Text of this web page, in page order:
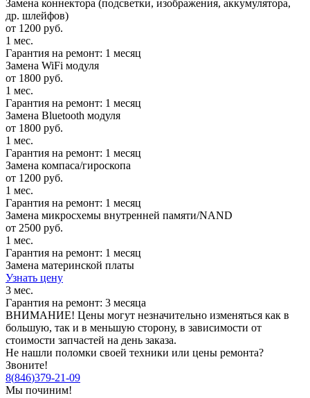
Замена коннектора (подсветки, изображения, аккумулятора,
др. шлейфов)
от 1200 руб.
1 мес.
Гарантия на ремонт: 1 месяц
Замена WiFi модуля
от 1800 руб.
1 мес.
Гарантия на ремонт: 1 месяц
Замена Bluetooth модуля
от 1800 руб.
1 мес.
Гарантия на ремонт: 1 месяц
Замена компаса/гироскопа
от 1200 руб.
1 мес.
Гарантия на ремонт: 1 месяц
Замена микросхемы внутренней памяти/NAND
от 2500 руб.
1 мес.
Гарантия на ремонт: 1 месяц
Замена материнской платы
Узнать цену
3 мес.
Гарантия на ремонт: 3 месяца
ВНИМАНИЕ! Цены могут незначительно изменяться как в
большую, так и в меньшую сторону, в зависимости от
стоимости запчастей на день заказа.
Не нашли поломки своей техники или цены ремонта?
Звоните!
8(846)379-21-09
Мы починим!